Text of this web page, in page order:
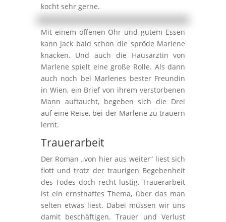
kocht sehr gerne.
Mit einem offenen Ohr und gutem Essen
kann Jack bald schon die spröde Marlene
knacken. Und auch die Hausärztin von
Marlene spielt eine große Rolle. Als dann
auch noch bei Marlenes bester Freundin
in Wien, ein Brief von ihrem verstorbenen
Mann auftaucht, begeben sich die Drei
auf eine Reise, bei der Marlene zu trauern
lernt.
Trauerarbeit
Der Roman „von hier aus weiter“ liest sich
flott und trotz der traurigen Begebenheit
des Todes doch recht lustig. Trauerarbeit
ist ein ernsthaftes Thema, über das man
selten etwas liest. Dabei müssen wir uns
damit beschäftigen. Trauer und Verlust